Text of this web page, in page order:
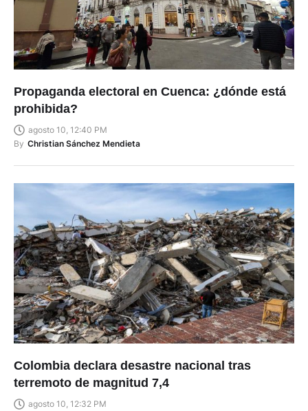
Propaganda electoral en Cuenca: ¿dónde está
prohibida?
agosto 10, 12:40 PM
By Christian Sánchez Mendieta
Colombia declara desastre nacional tras
terremoto de magnitud 7,4
agosto 10, 12:32 PM